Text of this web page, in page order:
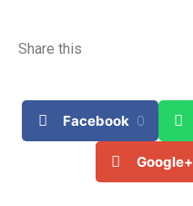
Share this
Facebook 0
Google+